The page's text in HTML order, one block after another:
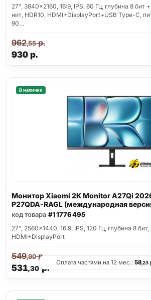
27", 3840x2160, 16:9, IPS, 60 Гц, глубина 8 бит
нит, HDR10, HDMI+DisplayPort+USB Type-C,
90…
930р.
962,55р.
В наличии
Монитор Xiaomi 2K Monitor A27Qi
P27QDA-RAGL (международная
код товара #11776495
27", 2560x1440, 16:9, IPS, 120 Гц, глубина 8
HDMI+DisplayPort
531,30р.
549,90р.
Оплата частями на 12 мес.:58,23